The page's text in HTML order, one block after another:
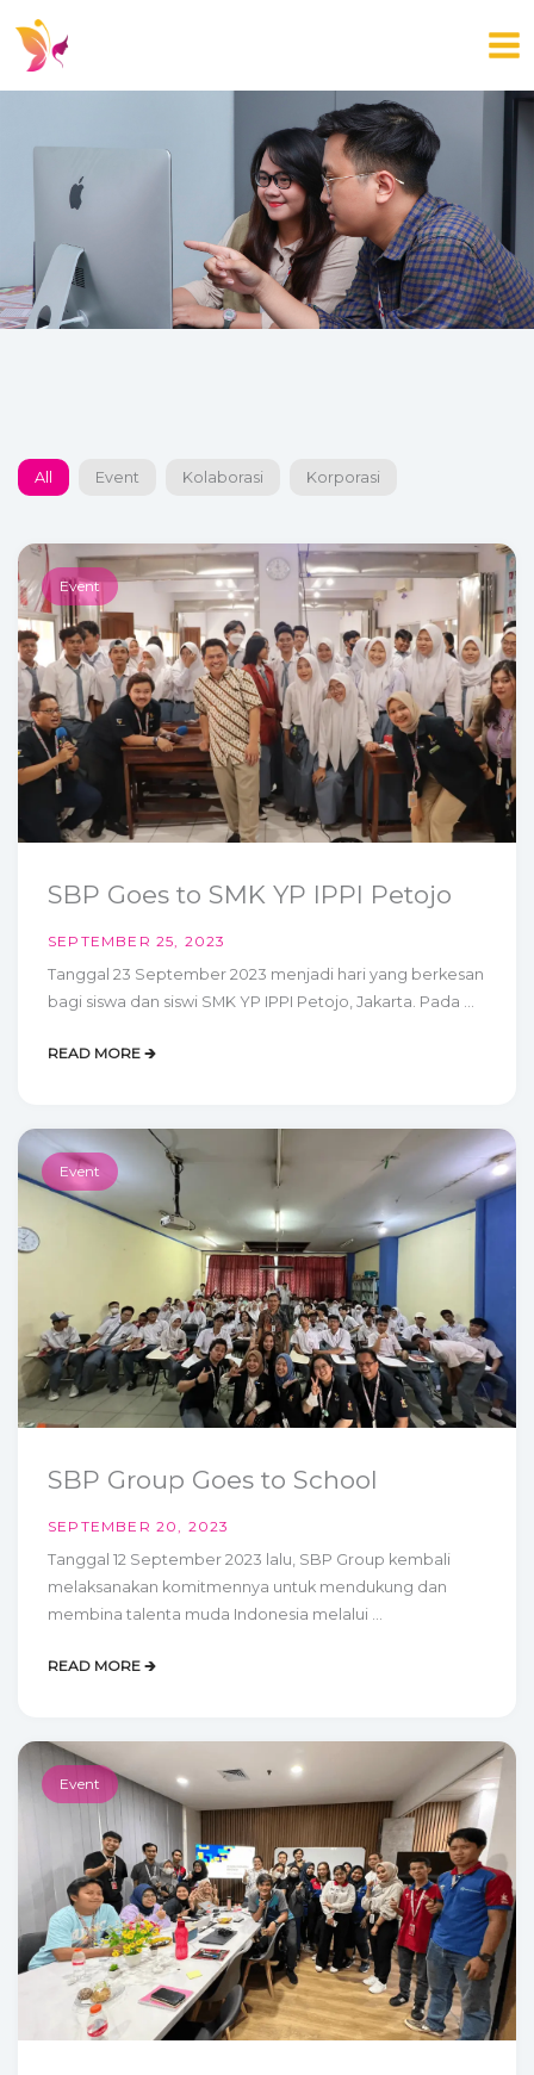
content
All Event Kolaborasi Korporasi
Event
SBP Goes to SMK YP IPPI Petojo
SEPTEMBER 25, 2023
Tanggal 23 September 2023 menjadi hari yang berkesan
bagi siswa dan siswi SMK YP IPPI Petojo, Jakarta. Pada ...
READ MORE 🡲
Event
SBP Group Goes to School
SEPTEMBER 20, 2023
Tanggal 12 September 2023 lalu, SBP Group kembali
melaksanakan komitmennya untuk mendukung dan
membina talenta muda Indonesia melalui ...
READ MORE 🡲
Event